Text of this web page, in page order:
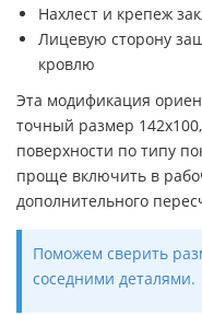
Нахлест и крепеж
Лицевую сторону
кровлю
Эта модификация
точный размер
поверхности по типу
проще включить в
дополнительного
Поможем сверить
соседними деталями.